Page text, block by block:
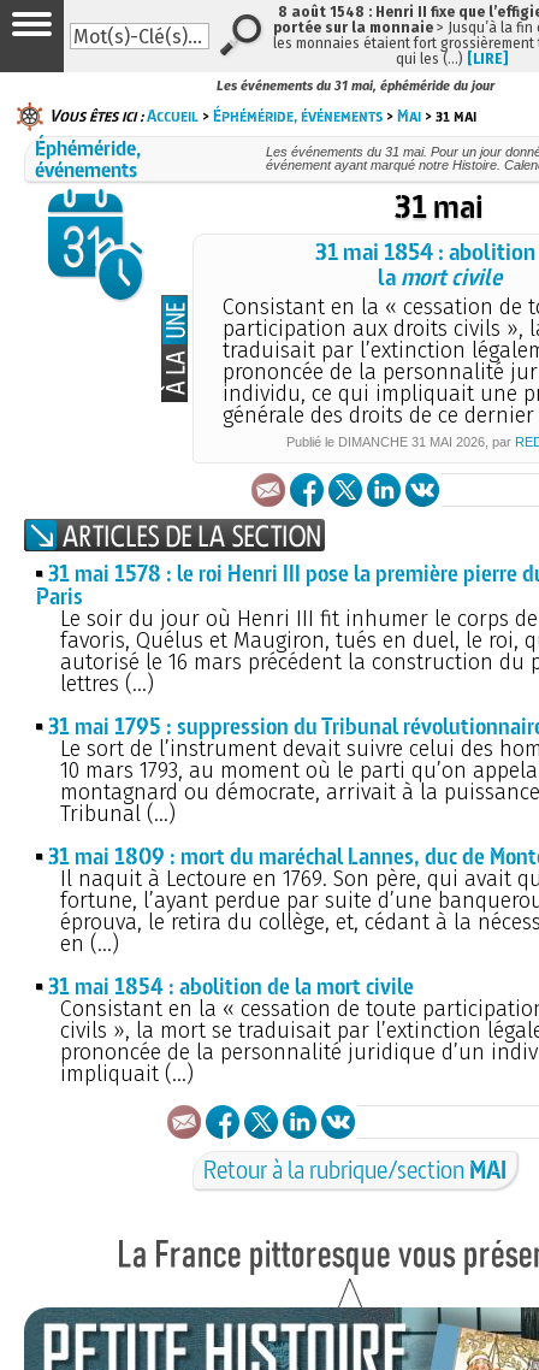
Les événements du 31 mai, éphéméride du jour
Vous êtes ici :Accueil >Éphéméride, événements >Mai > 31 mai
Éphéméride,
événements
Les événements du 31 mai. Pour un jour
événement ayant marqué notre Histoire.
31 mai
31 mai 1854 : abolition
lamort civile
Consistant en la « cessation de
participation aux droits civils »,
traduisait par l’extinction
prononcée de la personnalité
individu, ce qui impliquait une
générale des droits de ce dernier
Publié le DIMANCHE 31 MAI 2026, par
31 mai 1578 : le roi Henri III pose la première pierre
Paris
Le soir du jour où Henri III fit inhumer le corps de
favoris, Quélus et Maugiron, tués en duel, le roi,
autorisé le 16 mars précédent la construction du
lettres (…)
31 mai 1795 : suppression du Tribunal
Le sort de l’instrument devait suivre celui des
10 mars 1793, au moment où le parti qu’on
montagnard ou démocrate, arrivait à la
Tribunal (…)
31 mai 1809 : mort du maréchal Lannes, duc de
Il naquit à Lectoure en 1769. Son père, qui avait
fortune, l’ayant perdue par suite d’une
éprouva, le retira du collège, et, cédant à la
en (…)
31 mai 1854 : abolition de la mort civile
Consistant en la « cessation de toute
civils », la mort se traduisait par l’extinction
prononcée de la personnalité juridique d’un
impliquait (…)
Retour à la rubrique/section MAI
8 août 1548 : Henri II fixe que
portée sur la monnaie> Jusqu’à la fin
les monnaies étaient fort grossièrement
qui les (…) [LIRE]